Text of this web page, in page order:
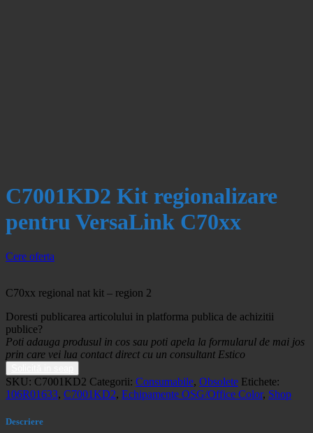
C7001KD2 Kit regionalizare
pentru VersaLink C70xx
Cere oferta
C70xx regional nat kit – region 2
Doresti publicarea articolului in platforma publica de achizitii
publice?
Poti adauga produsul in cos sau poti apela la formularul de mai jos
prin care vei lua contact direct cu un consultant Estico
SKU: C7001KD2 Categorii: Consumabile, Obsolete Etichete:
106R01633, C7001KD2, Echipamente OSG/Office Color, Shop
Descriere